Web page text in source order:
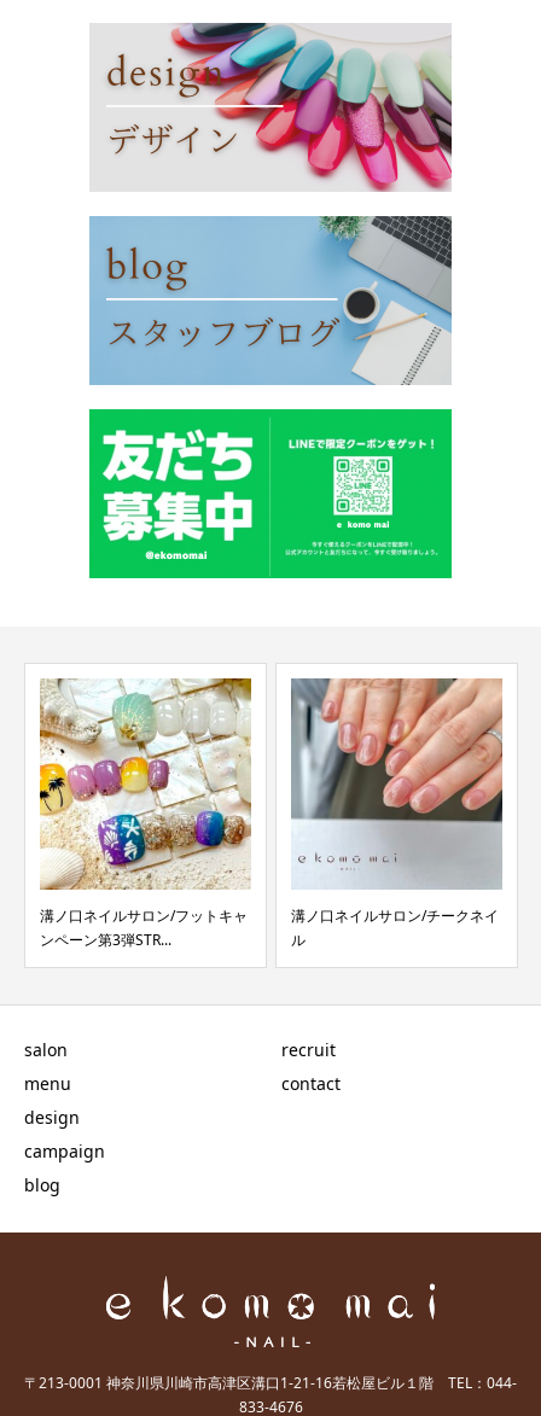
溝ノ口ネイルサロン/チークネイ
ル
溝ノ口ネイルサロン/雪だるまネ
イル/フットネイル
salon
menu
design
campaign
blog
recruit
contact
〒213-0001 神奈川県川崎市高津区溝口1-21-16若松屋ビル１階 TEL：044-
833-4676